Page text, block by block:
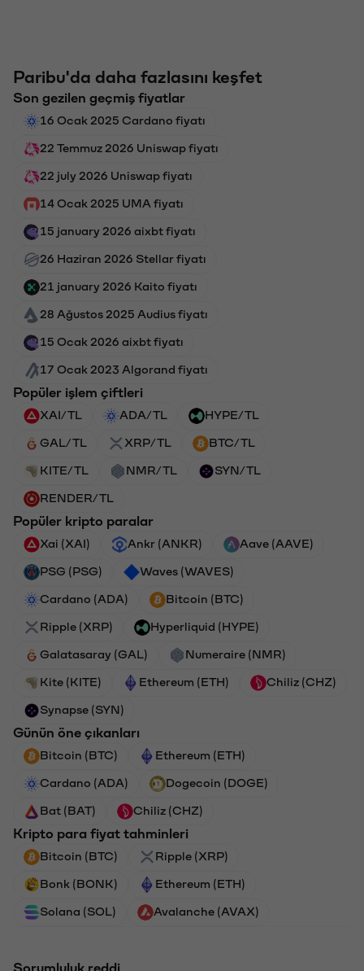
Paribu'da daha fazlasını keşfet
Son gezilen geçmiş fiyatlar
16 Ocak 2025 Cardano fiyatı
22 Temmuz 2026 Uniswap fiyatı
22 july 2026 Uniswap fiyatı
14 Ocak 2025 UMA fiyatı
15 january 2026 aixbt fiyatı
26 Haziran 2026 Stellar fiyatı
21 january 2026 Kaito fiyatı
28 Ağustos 2025 Audius fiyatı
15 Ocak 2026 aixbt fiyatı
17 Ocak 2023 Algorand fiyatı
Popüler işlem çiftleri
XAI/TL ADA/TL HYPE/TL
GAL/TL XRP/TL BTC/TL
KITE/TL NMR/TL SYN/TL
RENDER/TL
Popüler kripto paralar
Xai (XAI) Ankr (ANKR) Aave (AAVE)
PSG (PSG) Waves (WAVES)
Cardano (ADA) Bitcoin (BTC)
Ripple (XRP) Hyperliquid (HYPE)
Galatasaray (GAL) Numeraire (NMR)
Kite (KITE) Ethereum (ETH) Chiliz (CHZ)
Synapse (SYN)
Günün öne çıkanları
Bitcoin (BTC) Ethereum (ETH)
Cardano (ADA) Dogecoin (DOGE)
Bat (BAT) Chiliz (CHZ)
Kripto para fiyat tahminleri
Bitcoin (BTC) Ripple (XRP)
Bonk (BONK) Ethereum (ETH)
Solana (SOL) Avalanche (AVAX)
Sorumluluk reddi